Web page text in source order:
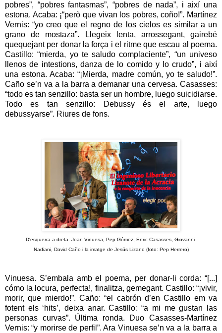
pobres”, “pobres fantasmas”, “pobres de nada”, i així una
estona. Acaba: ¡“però que vivan los pobres, coño!”. Martínez
Vernis: “yo creo que el regno de los cielos es similar a un
grano de mostaza”. Llegeix lenta, arrossegant, gairebé
quequejant per donar la força i el ritme que escau al poema.
Castillo: “mierda, yo te saludo complaciente”, “un univeso
llenos de intestions, danza de lo comido y lo crudo”, i així
una estona. Acaba: “¡Mierda, madre común, yo te saludo!”.
Caño se’n va a la barra a demanar una cervesa. Casasses:
“todo es tan senzillo: basta ser un hombre, luego suicidiarse.
Todo es tan senzillo: Debussy és el arte, luego
debussyarse”. Riures de fons.
D'esquerra a dreta: Joan Vinuesa, Pep Gómez, Enric Casasses, Giovanni
Nadiani, David Caño i la imatge de Jesús Lizano (foto: Pep Herrero)
Vinuesa. S’embala amb el poema, per donar-li corda: “[...]
cómo la locura, perfecta!, finalitza, gemegant. Castillo: “¡vivir,
morir, que mierdo!”. Caño: “el cabrón d’en Castillo em va
fotent els ‘hits’, deixa anar. Castillo: “a mi me gustan las
personas curvas”. Última ronda. Duo Casasses-Martínez
Vernis: “y morirse de perfil”. Ara Vinuesa se’n va a la barra a